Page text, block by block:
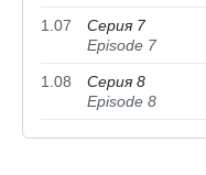
1.07
Серия 7
Episode 7
1.08
Серия 8
Episode 8